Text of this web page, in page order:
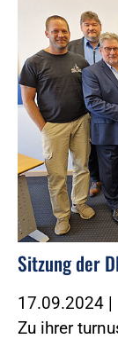
Sitzung der
17.09.2024 |
Zu ihrer